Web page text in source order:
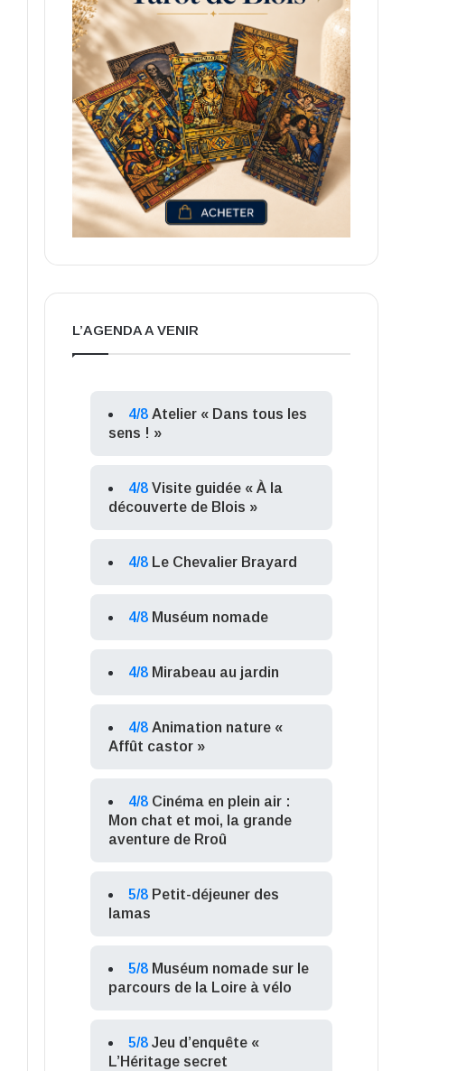
L’AGENDA A VENIR
4/8 Atelier « Dans tous les
sens ! »
4/8 Visite guidée « À la
découverte de Blois »
4/8 Le Chevalier Brayard
4/8 Muséum nomade
4/8 Mirabeau au jardin
4/8 Animation nature «
Affût castor »
4/8 Cinéma en plein air :
Mon chat et moi, la grande
aventure de Rroû
5/8 Petit-déjeuner des
lamas
5/8 Muséum nomade sur le
parcours de la Loire à vélo
5/8 Jeu d’enquête «
L’Héritage secret